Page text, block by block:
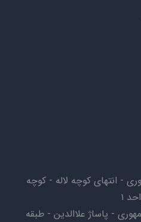
- انتهای کوچه لاله - کوچه
- پاساژ علاالدین - طبقه